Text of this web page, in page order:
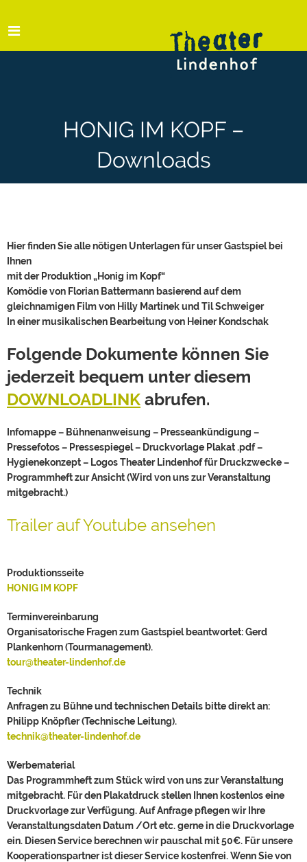
HONIG IM KOPF –
Downloads
Hier finden Sie alle nötigen Unterlagen für unser Gastspiel bei
Ihnen
mit der Produktion „Honig im Kopf“
Komödie von Florian Battermann basierend auf dem
gleichnamigen Film von Hilly Martinek und Til Schweiger
In einer musikalischen Bearbeitung von Heiner Kondschak
Folgende Dokumente können Sie
jederzeit bequem unter diesem
DOWNLOADLINK abrufen.
Infomappe – Bühnenanweisung – Presseankündigung –
Pressefotos – Pressespiegel – Druckvorlage Plakat .pdf –
Hygienekonzept – Logos Theater Lindenhof für Druckzwecke –
Programmheft zur Ansicht (Wird von uns zur Veranstaltung
mitgebracht.)
Trailer auf Youtube ansehen
Produktionsseite
HONIG IM KOPF
Terminvereinbarung
Organisatorische Fragen zum Gastspiel beantwortet: Gerd
Plankenhorn (Tourmanagement).
tour@theater-lindenhof.de
Technik
Anfragen zu Bühne und technischen Details bitte direkt an:
Philipp Knöpfler (Technische Leitung).
technik@theater-lindenhof.de
Werbematerial
Das Programmheft zum Stück wird von uns zur Veranstaltung
mitgebracht. Für den Plakatdruck stellen Ihnen kostenlos eine
Druckvorlage zur Verfügung. Auf Anfrage pflegen wir Ihre
Veranstaltungsdaten Datum /Ort etc. gerne in die Druckvorlage
ein. Diesen Service berechnen wir pauschal mit 50€. Für unsere
Kooperationspartner ist dieser Service kostenfrei. Wenn Sie von